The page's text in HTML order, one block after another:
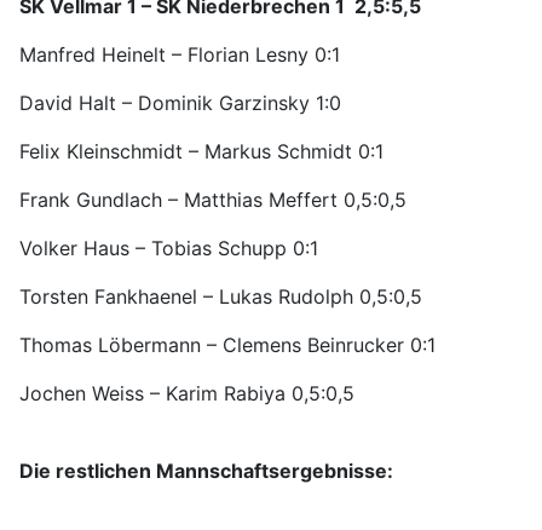
SK Vellmar 1 – SK Niederbrechen 1 2,5:5,5
Manfred Heinelt – Florian Lesny 0:1
David Halt – Dominik Garzinsky 1:0
Felix Kleinschmidt – Markus Schmidt 0:1
Frank Gundlach – Matthias Meffert 0,5:0,5
Volker Haus – Tobias Schupp 0:1
Torsten Fankhaenel – Lukas Rudolph 0,5:0,5
Thomas Löbermann – Clemens Beinrucker 0:1
Jochen Weiss – Karim Rabiya 0,5:0,5
Die restlichen Mannschaftsergebnisse: